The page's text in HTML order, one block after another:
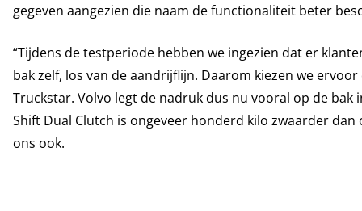
gegeven aangezien die naam de functionaliteit beter
“Tijdens de testperiode hebben we ingezien dat er
bak zelf, los van de aandrijflijn. Daarom kiezen we
Truckstar. Volvo legt de nadruk dus nu vooral op de bak
Shift Dual Clutch is ongeveer honderd kilo zwaarder
ons ook.